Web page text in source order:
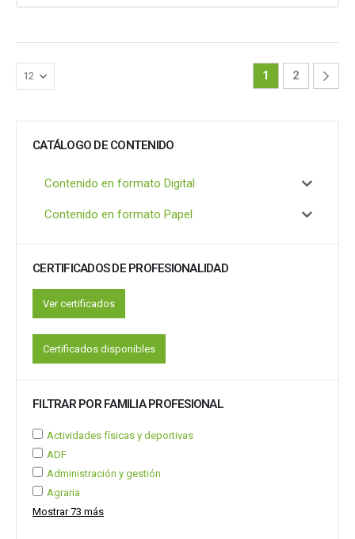
1 2
CATÁLOGO DE CONTENIDO
Contenido en formato Digital
Contenido en formato Papel
CERTIFICADOS DE PROFESIONALIDAD
Ver certificados
Certificados disponibles
FILTRAR POR FAMILIA PROFESIONAL
Actividades físicas y deportivas
ADF
Administración y gestión
Agraria
Mostrar 73 más